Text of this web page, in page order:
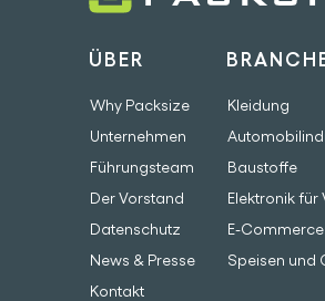
ÜBER
Why Packsize
Unternehmen
Führungsteam
Der Vorstand
Datenschutz
News & Presse
Kontakt
Kleidung
Baustoffe
Elektronik
E-
Speisen und